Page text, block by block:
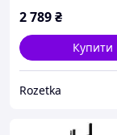
2 789₴
Купити
Rozetka